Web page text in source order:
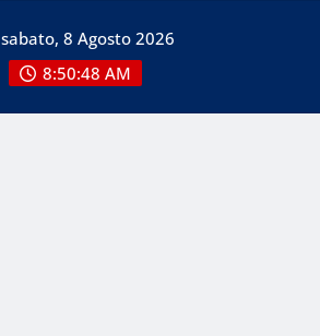
sabato, 8 Agosto 2026
8:50:49 AM